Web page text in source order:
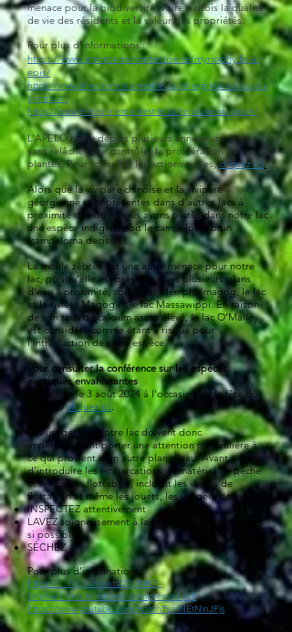
menace pour la biodiversité, voire parfois la qualité
de vie des résidents et la valeur des propriétés.
Pour plus d’informations :
https://www.environnementestrie.ca/myriophylle-a-
epis/
https://www.environnementestrie.ca/phragmite-ou-roseau-
commun/
https://www.environnementestrie.ca/renouee-du-japon/
L’APELO mène depuis plusieurs années une lutte
sans relâche pour contrôler la prolifération de ces
plantes. Pour consulter les actions prises,cliquez ici.
Alors que la vivipare chinoise et la vivipare
géorgienne sont présentes dans d’autres lacs à
proximité du nôtre, nous avons plutôt dans notre lac
une espèce indigène soit le campélome brun
(campeloma decisum).
La moule zébrée est une autre menace pour notre
lac, puisqu’elle est présente dans plusieurs plans
d’eau à proximité, soit le lac Memphrémagog, le lac
et la rivière Magog et le lac Massawippi. En raison
de son taux de calcium assez élevé, le lac O’Malley
est considéré comme étant à risque pour
l'introduction de cette espèce.
​Pour consulter la conférence sur les espèces
exotiques envahissantes
présentée le 3 août 2024 à l'occasion de la fête du
RPDMOcliquez ici.
Les usagers de notre lac doivent donc
impérativement porter une attention particulière à
ce qui provient d’un autre plan d’eau.Avant
d’introduire les embarcations, le matériel de pêche
et les objets flottables, incluant les vestes de
flottaison et même les jouets, les usagers doivent :
INSPECTEZ attentivement
LAVEZ soigneusement à la brosse et à l’eau (chaude
si possible)
SÉCHEZ
Pour plus d’informations :
https://... /documents/20180807-
Depliant_moule_zebree_compressed.pdf
https://www.youtube.com/watch?v=iNEtNinJPjs